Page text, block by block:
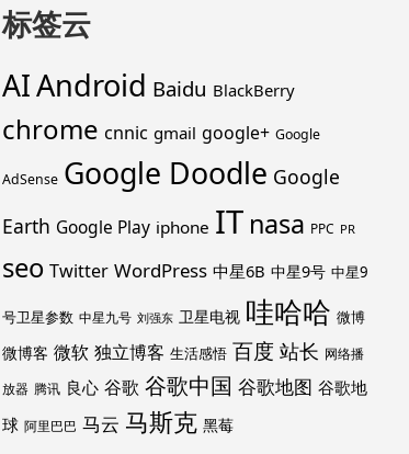
标签云
AIAndroid Baidu BlackBerry
chrome cnnic gmail google+ Google
AdSense Google Doodle Google
Earth Google Play iphone IT nasa PPC PR
seo Twitter WordPress 中星6B 中星9号 中星9
号卫星参数 中星九号 刘强东 卫星电视 哇哈哈 微博
微博客 微软 独立博客 生活感悟 百度 站长 网络播
放器 腾讯 良心 谷歌 谷歌中国 谷歌地图 谷歌地
球 阿里巴巴 马云 马斯克 黑莓